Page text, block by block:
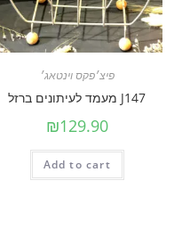
פיצ׳פקס וינטאג׳
J147 מעמד לעיתונים ברזל
₪129.90
Add to cart